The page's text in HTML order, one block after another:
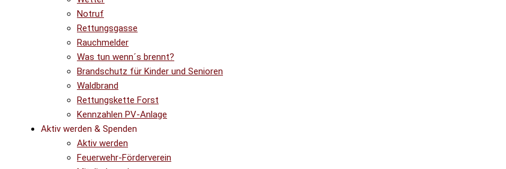
Notruf
Rettungsgasse
Rauchmelder
Was tun wenn´s brennt?
Brandschutz für Kinder und Senioren
Waldbrand
Rettungskette Forst
Kennzahlen PV-Anlage
Aktiv werden & Spenden
Aktiv werden
Feuerwehr-Förderverein